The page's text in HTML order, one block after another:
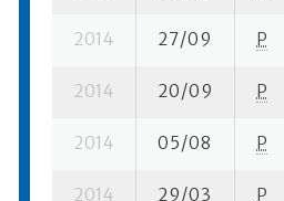
2014 27/09 P
2014 20/09 P
2014 05/08 P
2014 29/03 P